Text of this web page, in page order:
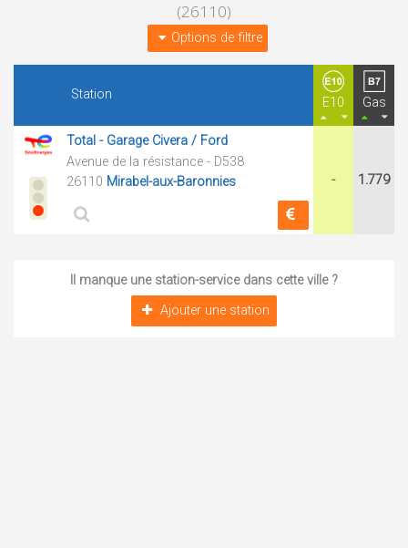
(26110)
Options de filtre
Station
E10 Gas
Total - Garage Civera / Ford
Avenue de la résistance - D538
26110 Mirabel-aux-Baronnies - 1.779
Il manque une station-service dans cette ville ?
Ajouter une station